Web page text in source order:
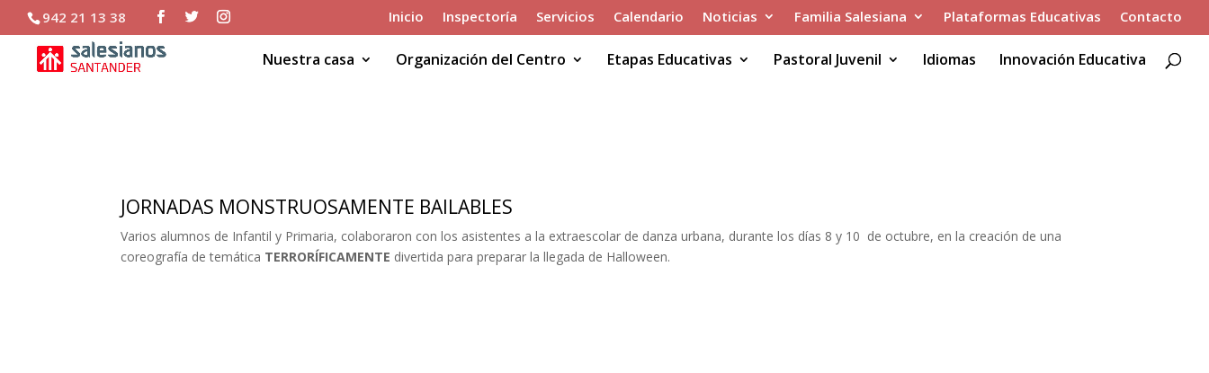
942 21 13 38 Inicio Inspectoría Servicios Calendario Noticias Familia Salesiana Plataformas Educativas Contacto
Nuestra casa Organización del Centro Etapas Educativas Pastoral Juvenil Idiomas Innovación Educativa
JORNADAS MONSTRUOSAMENTE BAILABLES
Varios alumnos de Infantil y Primaria, colaboraron con los asistentes a la extraescolar de danza urbana, durante los días 8 y 10 de octubre, en la creación de una
coreografía de temática TERRORÍFICAMENTE divertida para preparar la llegada de Halloween.